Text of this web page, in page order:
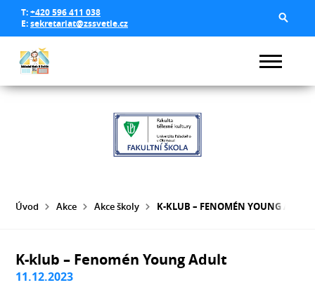
T:+420 596 411 038
E:sekretariat@zssvetle.cz
Úvod Akce Akce školy K-KLUB – FENOMÉN YOUNG ADULT
K-klub – Fenomén Young Adult
11.12.2023